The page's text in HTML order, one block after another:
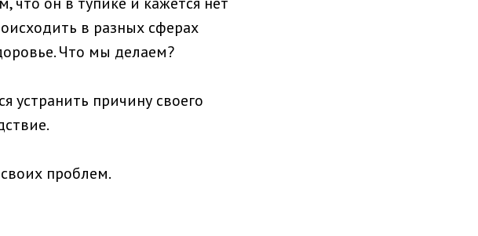
в разных сферах
Что мы делаем?
причину своего
проблем.